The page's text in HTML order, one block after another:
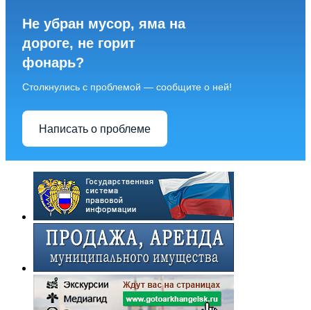
Не убран мусор, яма на
дороге, не горит
фонарь?
Столкнулись с проблемой — сообщите о ней!
Написать о проблеме